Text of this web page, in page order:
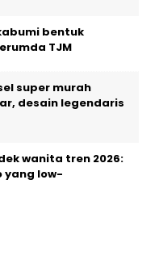
bentuk
TJM
super murah
desain legendaris
wanita tren 2026:
yang low-